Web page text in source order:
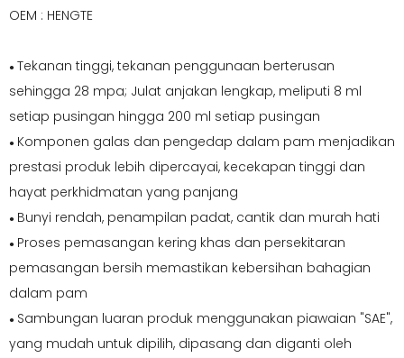
OEM : HENGTE
● Tekanan tinggi, tekanan penggunaan berterusan
sehingga 28 mpa; Julat anjakan lengkap, meliputi 8 ml
setiap pusingan hingga 200 ml setiap pusingan
● Komponen galas dan pengedap dalam pam menjadikan
prestasi produk lebih dipercayai, kecekapan tinggi dan
hayat perkhidmatan yang panjang
● Bunyi rendah, penampilan padat, cantik dan murah hati
● Proses pemasangan kering khas dan persekitaran
pemasangan bersih memastikan kebersihan bahagian
dalam pam
● Sambungan luaran produk menggunakan piawaian "SAE",
yang mudah untuk dipilih, dipasang dan diganti oleh